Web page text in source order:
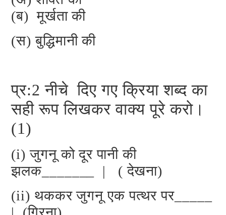
(ब) मूर्खता की
(स) बुद्धिमानी की
प्र:2 नीचे दिए गए क्रिया शब्द का
सही रूप लिखकर वाक्य पूरे करो।
(1)
(i) जुगनू को दूर पानी की
झलक_______ | ( देखना)
(ii) थककर जुगनू एक पत्थर पर_____